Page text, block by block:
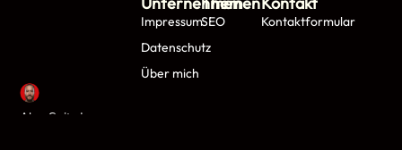
Alex Spitz |
SEO
Impressum
Datenschutz
Über mich
Kontaktformular